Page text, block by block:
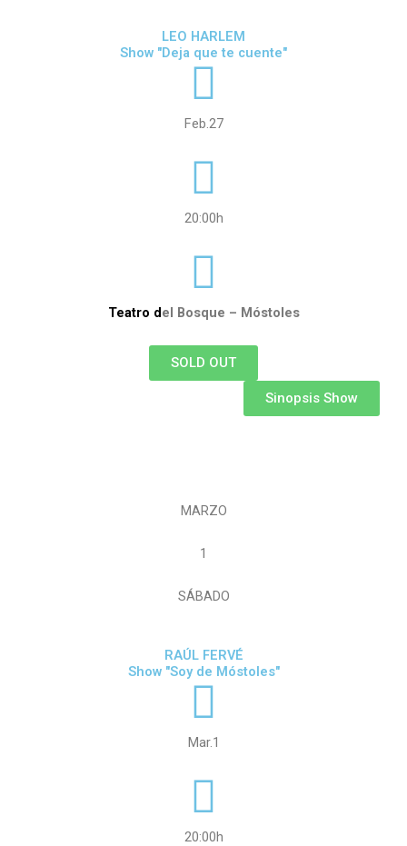
LEO HARLEM
Show "Deja que te cuente"
Feb.27
20:00h
Teatro del Bosque – Móstoles
SOLD OUT
Sinopsis Show
MARZO
1
SÁBADO
RAÚL FERVÉ
Show "Soy de Móstoles"
Mar.1
20:00h